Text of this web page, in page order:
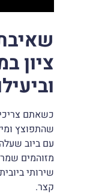
ציון
כשאתם
שהתפוצץ
עם ביוב שעלה
מזוהמים
שירותי
קצר.